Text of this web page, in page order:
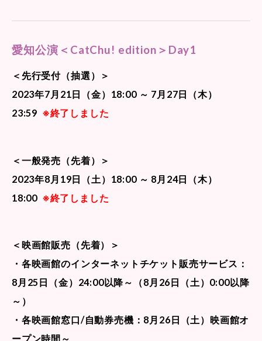
愛知公演＜CatChu! edition＞Day1
＜先行受付（抽選）＞
2023年7月21日（金）18:00 ～ 7月27日（木）
23:59 ※終了しました
＜一般発売（先着）＞
2023年8月19日（土）18:00 ～ 8月24日（木）
18:00 ※終了しました
＜映画館販売（先着）＞
・各映画館のインターネットチケット販売サービス：
8月25日（金）24:00以降～（8月26日（土）0:00以降
～）
・各映画館窓口/自動券売機：8月26日（土）映画館オ
ープン時間～